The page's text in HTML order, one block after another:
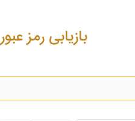
بازیابی رمز عبور